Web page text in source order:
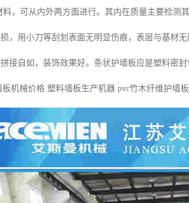
，可从内外两方面进行。其内在质量主要检测
，用小刀等刮划表面无明显伤痕，表层与基材
接自如，装饰效果好。条状护墙板应是塑料密封
机械价格 塑料墙板生产机器 pvc竹木纤维护墙